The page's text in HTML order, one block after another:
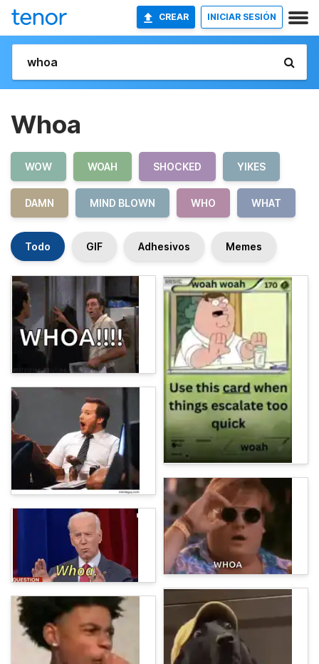
CREAR INICIAR SESIÓN
Whoa
WOW WOAH SHOCKED YIKES
DAMN MIND BLOWN WHO WHAT
Todo GIF Adhesivos Memes